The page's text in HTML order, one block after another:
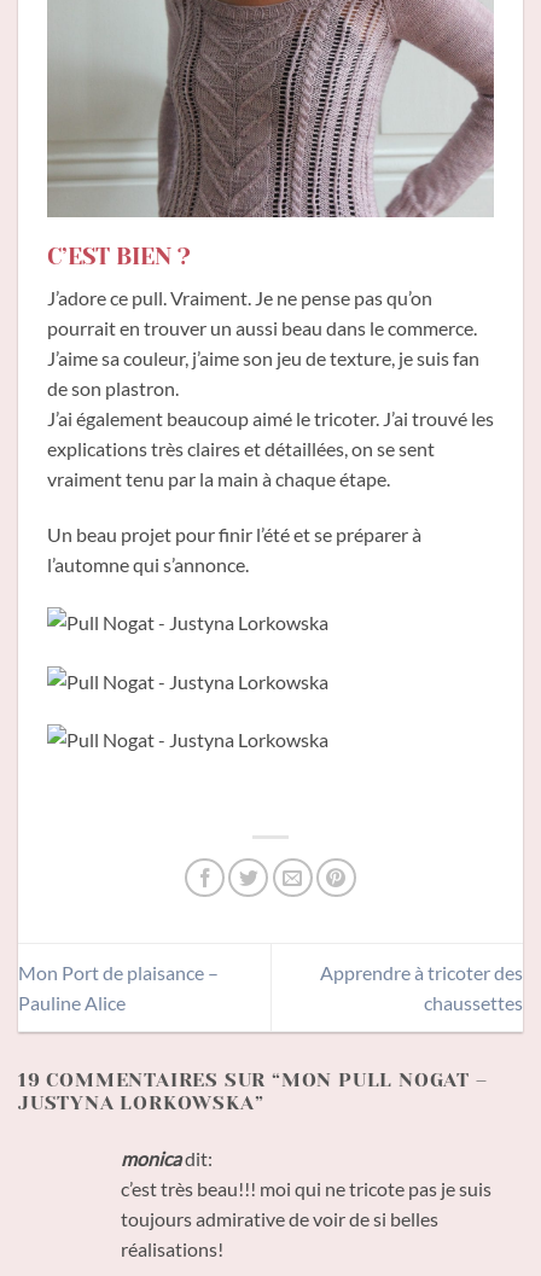
C’EST BIEN ?
J’adore ce pull. Vraiment. Je ne pense pas qu’on
pourrait en trouver un aussi beau dans le commerce.
J’aime sa couleur, j’aime son jeu de texture, je suis fan
de son plastron.
J’ai également beaucoup aimé le tricoter. J’ai trouvé les
explications très claires et détaillées, on se sent
vraiment tenu par la main à chaque étape.
Un beau projet pour finir l’été et se préparer à
l’automne qui s’annonce.
Mon Port de plaisance –
Pauline Alice
Apprendre à tricoter des
chaussettes
19 COMMENTAIRES SUR “MON PULL NOGAT –
JUSTYNA LORKOWSKA”
monicadit:
c’est très beau!!! moi qui ne tricote pas je suis
toujours admirative de voir de si belles
réalisations!